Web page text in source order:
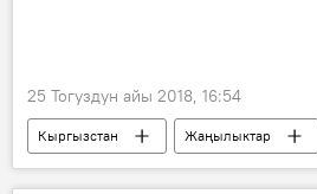
25 Тогуздун айы 2018, 16:54
Кыргызстан Жаңылыктар
Туруспек Коеналиев
кызмат